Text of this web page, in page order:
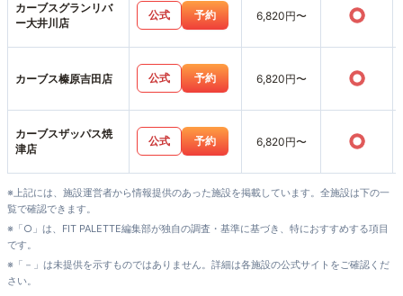
カーブスグランリバ
ー大井川店
公式 予約 6,820円〜 ○
カーブス榛原吉田店 公式 予約 6,820円〜 ○
カーブスザッパス焼
津店
公式 予約 6,820円〜 ○
※上記には、施設運営者から情報提供のあった施設を掲載しています。全施設は下の一
覧で確認できます。
※「○」は、FIT PALETTE編集部が独自の調査・基準に基づき、特におすすめする項目
です。
※「－」は未提供を示すものではありません。詳細は各施設の公式サイトをご確認くだ
さい。